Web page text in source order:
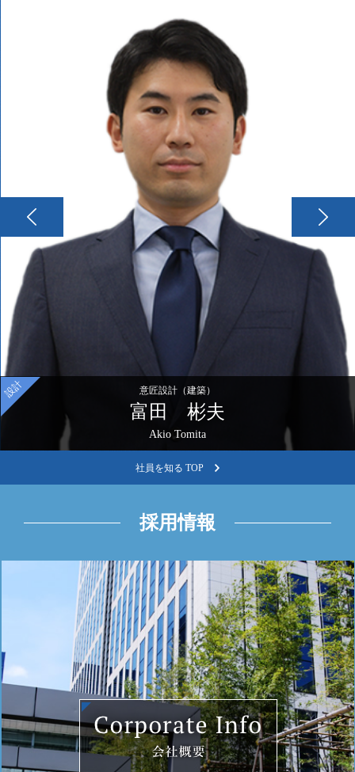
構造設計（建築）
堀之内 亮
Ryou Horinouchi
社員を知る TOP
採用情報